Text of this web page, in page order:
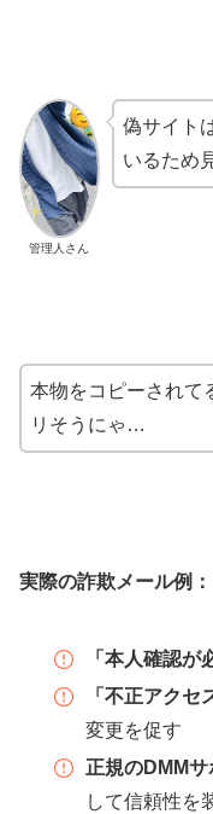
管理人さん
偽サイト
いるため
本物をコピーされて
リそうにゃ…
実際の詐欺メール例：
「本人確認が
「不正アクセ
変更を促す
正規のDMM
して信頼性を